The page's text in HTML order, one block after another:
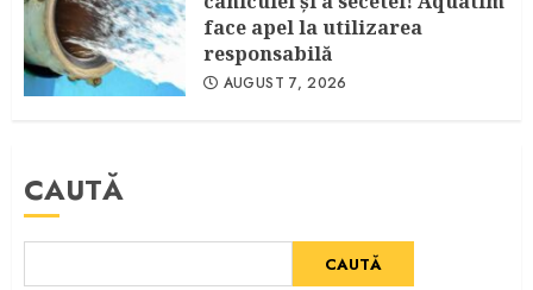
face apel la utilizarea
responsabilă
AUGUST 7, 2026
CAUTĂ
CAUTĂ